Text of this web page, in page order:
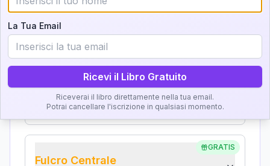
Zona del Ritratto
Importanza:
Karma Genitore-Figlio
Importanza:
GRATIS
Fulcro Centrale
La Tua Email
Ricevi il Libro Gratuito
Riceverai il libro direttamente nella tua email.
Potrai cancellare l'iscrizione in qualsiasi momento.